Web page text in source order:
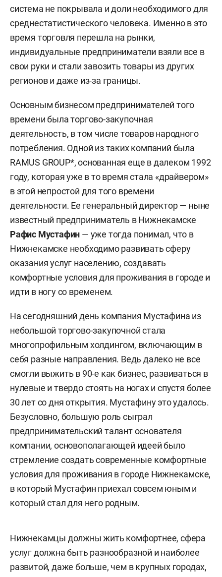
система не покрывала и доли необходимого для
среднестатистического человека. Именно в это
время торговля перешла на рынки,
индивидуальные предприниматели взяли все в
свои руки и стали завозить товары из других
регионов и даже из-за границы.
Основным бизнесом предпринимателей того
времени была торгово-закупочная
деятельность, в том числе товаров народного
потребления. Одной из таких компаний была
RAMUS GROUP*, основанная еще в далеком 1992
году, которая уже в то время стала «драйвером»
в этой непростой для того времени
деятельности. Ее генеральный директор — ныне
известный предприниматель в Нижнекамске
Рафис Мустафин — уже тогда понимал, что в
Нижнекамске необходимо развивать сферу
оказания услуг населению, создавать
комфортные условия для проживания в городе и
идти в ногу со временем.
На сегодняшний день компания Мустафина из
небольшой торгово-закупочной стала
многопрофильным холдингом, включающим в
себя разные направления. Ведь далеко не все
смогли выжить в 90-е как бизнес, развиваться в
нулевые и твердо стоять на ногах и спустя более
30 лет со дня открытия. Мустафину это удалось.
Безусловно, большую роль сыграл
предпринимательский талант основателя
компании, основополагающей идеей было
стремление создать современные комфортные
условия для проживания в городе Нижнекамске,
в который Мустафин приехал совсем юным и
который стал для него родным.
Нижнекамцы должны жить комфортнее, сфера
услуг должна быть разнообразной и наиболее
развитой, даже больше, чем в крупных городах,